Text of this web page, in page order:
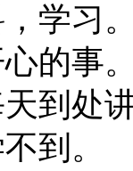
学习
的事
到处
到。